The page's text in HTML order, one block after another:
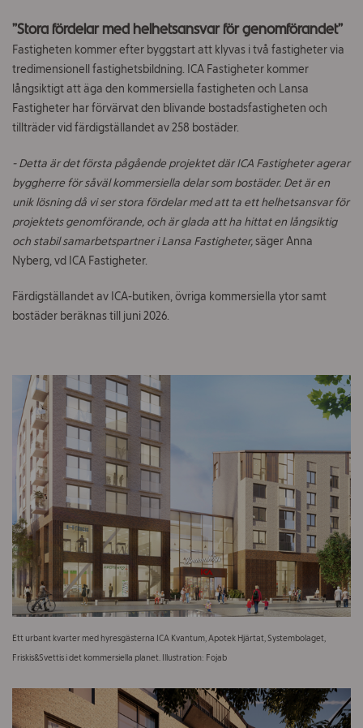
”Stora fördelar med helhetsansvar för genomförandet”
Fastigheten kommer efter byggstart att klyvas i två fastigheter via
tredimensionell fastighetsbildning. ICA Fastigheter kommer
långsiktigt att äga den kommersiella fastigheten och Lansa
Fastigheter har förvärvat den blivande bostadsfastigheten och
tillträder vid färdigställandet av 258 bostäder.
- Detta är det första pågående projektet där ICA Fastigheter agerar
byggherre för såväl kommersiella delar som bostäder. Det är en
unik lösning då vi ser stora fördelar med att ta ett helhetsansvar för
projektets genomförande, och är glada att ha hittat en långsiktig
och stabil samarbetspartner i Lansa Fastigheter,säger Anna
Nyberg, vd ICA Fastigheter.
Färdigställandet av ICA-butiken, övriga kommersiella ytor samt
bostäder beräknas till juni 2026.
Ett urbant kvarter med hyresgästerna ICA Kvantum, Apotek Hjärtat, Systembolaget,
Friskis&Svettis i det kommersiella planet. Illustration: Fojab